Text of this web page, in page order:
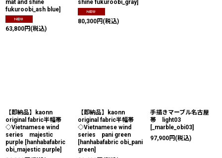
mat and shine
fukuroobi_ash blue]
63,800円 (税込)
shine fukuroobi_gray]
80,300円 (税込)
【即納品】kaonn
original fabric半幅帯
◇Vietnamese wind
series majestic
purple [hanhabafabric
obi_majestic purple]
【即納品】kaonn
original fabric半幅帯
◇Vietnamese wind
series pani green
[hanhabafabric obi_pani
green]
手描きマーブル名古屋
帯 light03
[_marble_obi03]
97,900円 (税込)